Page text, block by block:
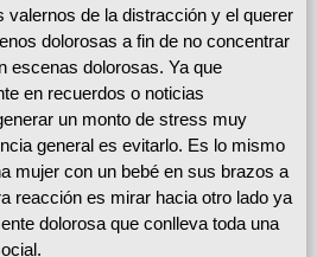
valernos de la distracción y el querer
dolorosas a fin de no concentrar
escenas dolorosas. Ya que
en recuerdos o noticias
un monto de stress muy
general es evitarlo. Es lo mismo
mujer con un bebé en sus brazos a
reacción es mirar hacia otro lado ya
dolorosa que conlleva toda una